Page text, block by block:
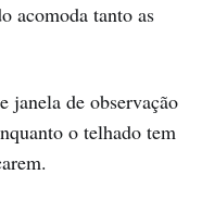
acomoda tanto as
janela de observação
o telhado tem